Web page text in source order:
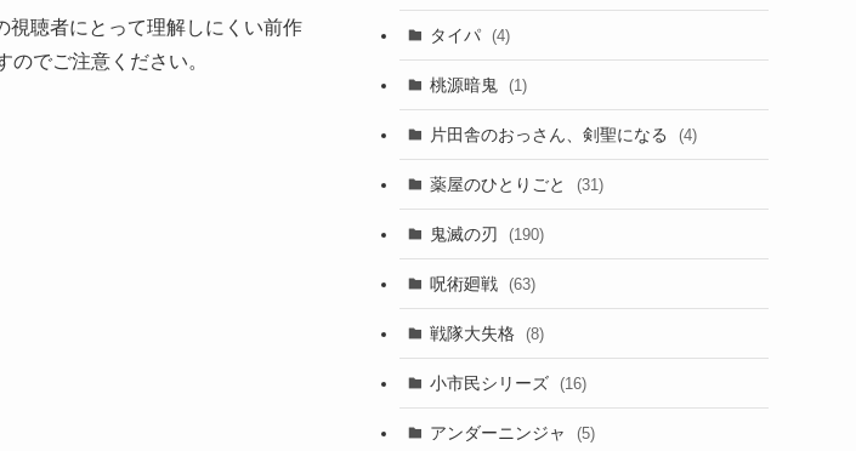
視聴者にとって理解しにくい前作
でご注意ください。
タイパ (4)
桃源暗鬼 (1)
片田舎のおっさん、剣聖になる (4)
薬屋のひとりごと (31)
鬼滅の刃 (190)
呪術廻戦 (63)
戦隊大失格 (8)
小市民シリーズ (16)
アンダーニンジャ (5)